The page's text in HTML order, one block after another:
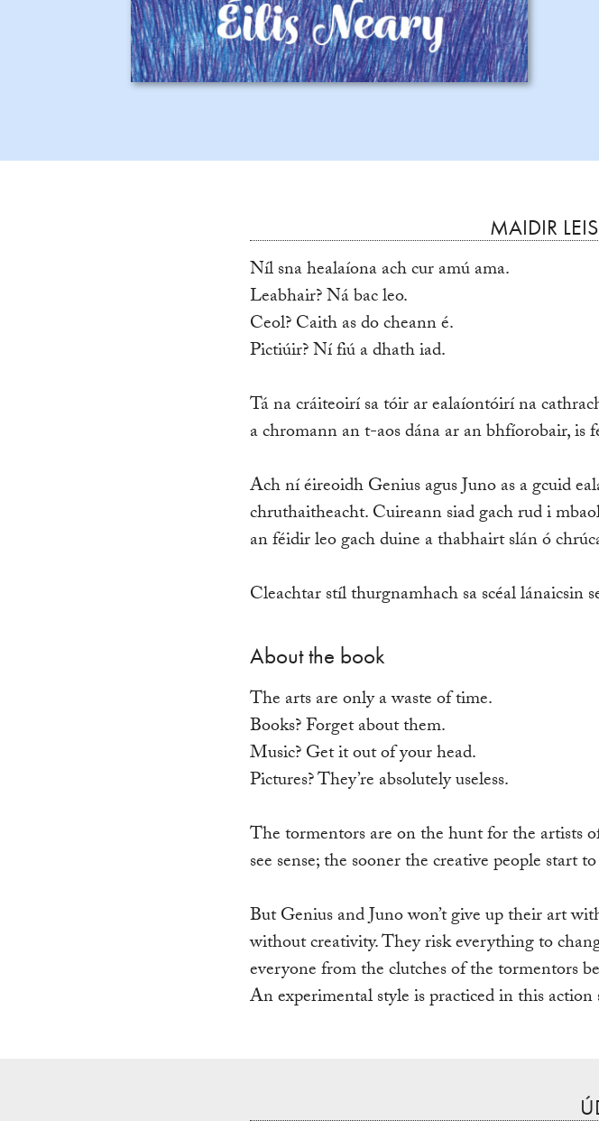
MAIDIR
Níl sna healaíona ach cur amú ama.
Leabhair? Ná bac leo.
Ceol? Caith as do cheann é.
Pictiúir? Ní fiú a dhath iad.
Tá na cráiteoirí sa tóir ar ealaíontóirí na
a chromann an t-aos dána ar an bhfíorobair, is
Ach ní éireoidh Genius agus Juno as a gcuid
chruthaitheacht. Cuireann siad gach rud i
an féidir leo gach duine a thabhairt slán ó
Cleachtar stíl thurgnamhach sa scéal lánaicsin
About the book
The arts are only a waste of time.
Books? Forget about them.
Music? Get it out of your head.
Pictures? They’re absolutely useless.
The tormentors are on the hunt for the artists
see sense; the sooner the creative people start
But Genius and Juno won’t give up their art
without creativity. They risk everything to
everyone from the clutches of the tormentors
An experimental style is practiced in this